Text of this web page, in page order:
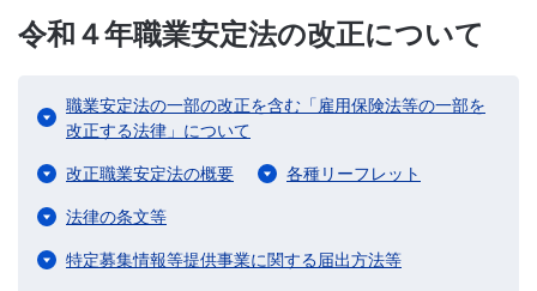
令和４年職業安定法の改正について
職業安定法の一部の改正を含む「雇用保険法等の一部を
改正する法律」について
改正職業安定法の概要 各種リーフレット
法律の条文等
特定募集情報等提供事業に関する届出方法等